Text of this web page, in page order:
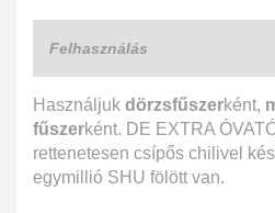
Felhasználás
Használjuk dörzsfűszerként,
fűszerként. DE EXTRA
rettenetesen csípős chilivel
egymillió SHU fölött van.